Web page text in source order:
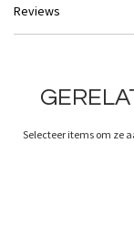
Reviews
Selecteer items om ze